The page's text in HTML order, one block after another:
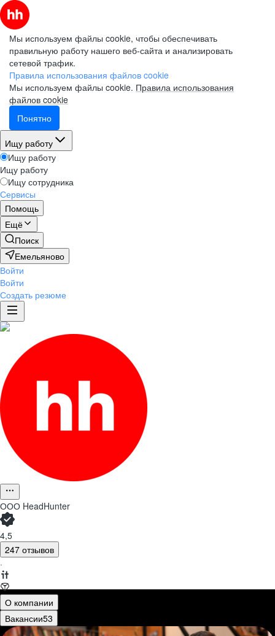
Мы используем файлы cookie, чтобы обеспечивать
правильную работу нашего веб-сайта и анализировать
сетевой трафик.
Правила использования файлов cookie
Мы используем файлы cookie. Правила использования
файлов cookie
Понятно
Ищу работу
Ищу работу
Ищу работу
Ищу сотрудника
Сервисы
Помощь
Ещё
Поиск
Емельяново
Войти
Войти
Создать резюме
ООО HeadHunter
4,5
247 отзывов
·
О компании
Вакансии53